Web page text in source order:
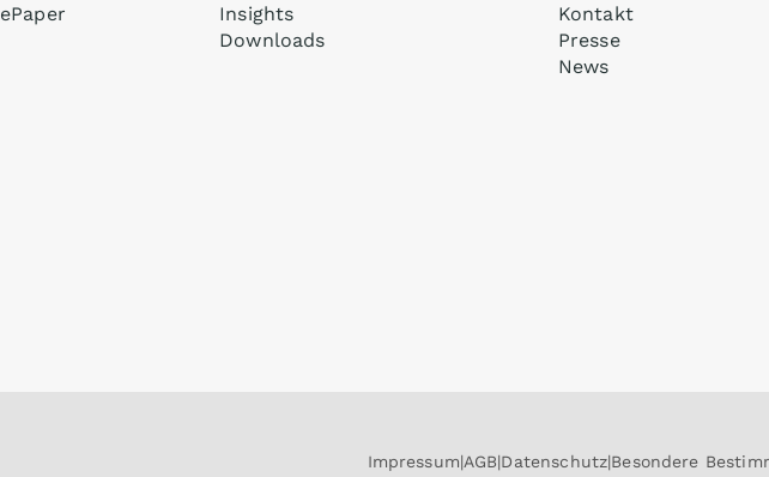
ePaper
Insights
Downloads
Kontakt
Presse
News
Impressum AGB Datenschutz Besondere